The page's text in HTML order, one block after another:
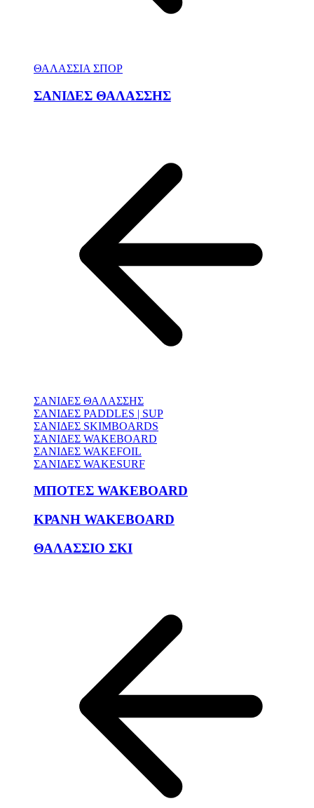
ΘΑΛΑΣΣΙΑ ΣΠΟΡ
ΣΑΝΙΔΕΣ ΘΑΛΑΣΣΗΣ
ΣΑΝΙΔΕΣ ΘΑΛΑΣΣΗΣ
ΣΑΝΙΔΕΣ PADDLES | SUP
ΣΑΝΙΔΕΣ SKIMBOARDS
ΣΑΝΙΔΕΣ WAKEBOARD
ΣΑΝΙΔΕΣ WAKEFOIL
ΣΑΝΙΔΕΣ WAKESURF
ΜΠΟΤΕΣ WAKEBOARD
ΚΡΑΝΗ WAKEBOARD
ΘΑΛΑΣΣΙΟ ΣΚΙ